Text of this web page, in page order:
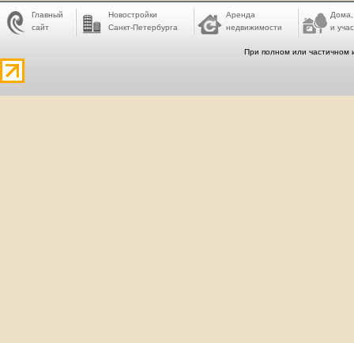
Главный
сайт
Новостройки
Санкт-Петербурга
Аренда
недвижимости
Дома,
и
При полном или частичном